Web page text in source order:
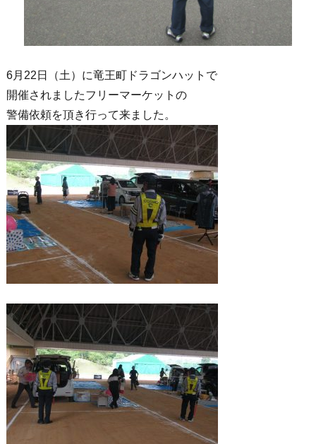
6月22日（土）に竜王町ドラゴンハットで
開催されましたフリーマーケットの
警備依頼を頂き行って来ました。